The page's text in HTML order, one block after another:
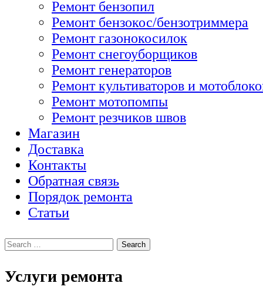
Ремонт бензопил
Ремонт бензокос/бензотриммера
Ремонт газонокосилок
Ремонт снегоуборщиков
Ремонт генераторов
Ремонт культиваторов и
Ремонт мотопомпы
Ремонт резчиков швов
Магазин
Доставка
Контакты
Обратная связь
Порядок ремонта
Статьи
Услуги ремонта